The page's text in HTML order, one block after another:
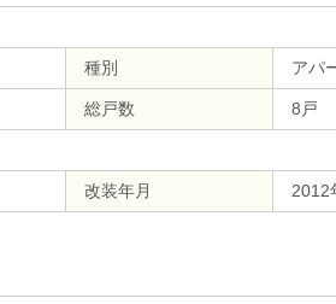
種別 アパ
総戸数 8戸
改装年月 2012